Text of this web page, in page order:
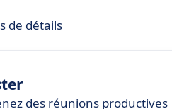
de détails
des réunions productives